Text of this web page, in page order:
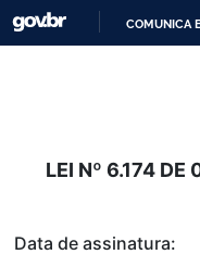
COMUNICA
LEI Nº 6.174 DE
Data de assinatura: